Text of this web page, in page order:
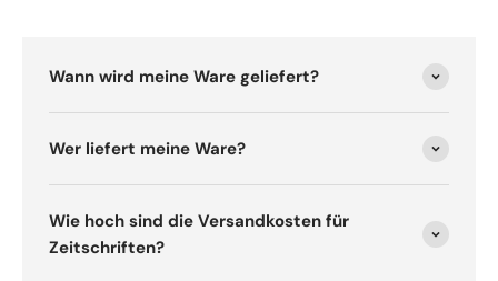
Wann wird meine Ware geliefert?
Wer liefert meine Ware?
Wie hoch sind die Versandkosten für
Zeitschriften?